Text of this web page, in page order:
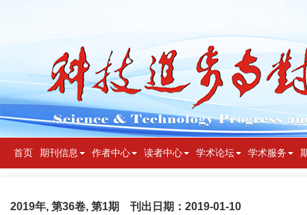
首页 期刊信息 作者中心 读者中心 学术论坛 学术服务
2019年, 第36卷, 第1期 刊出日期：2019-01-10